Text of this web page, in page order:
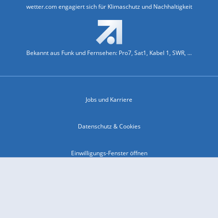
wetter.com engagiert sich für Klimaschutz und Nachhaltigkeit
Bekannt aus Funk und Fernsehen: Pro7, Sat1, Kabel 1, SWR, ...
Jobs und Karriere
Datenschutz & Cookies
Einwilligungs-Fenster öffnen